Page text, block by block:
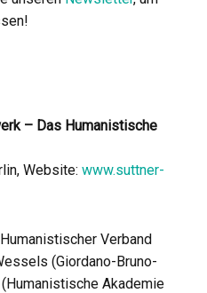
– Das Humanistische
Website:www.suttner-
Verband
(Giordano-Bruno-
Akademie